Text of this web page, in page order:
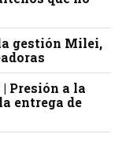
gestión Milei,
Presión a la
entrega de